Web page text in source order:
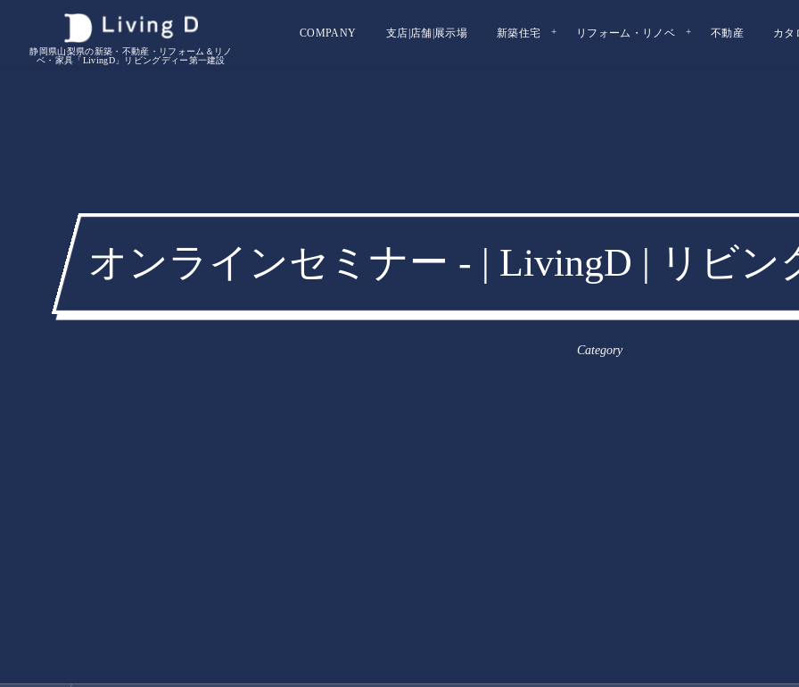
静岡県山梨県の新築・不動産・リフォーム＆リノ
ベ・家具「LivingD」リビングディー第一建設
COMPANY 支店|店舗|展示場 新築住宅 リフォーム・リノベ 不動産 カタ
オンラインセミナー - | LivingD | リビン
Category